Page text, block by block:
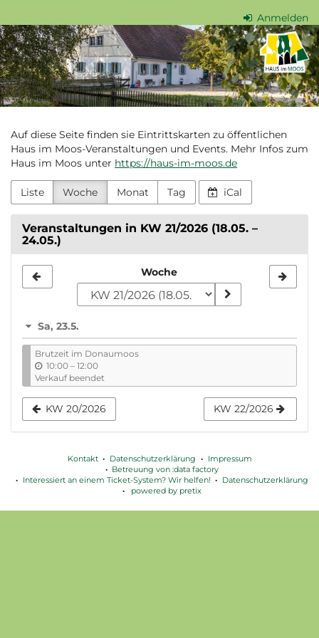
Haupt-
Inhalt
springen
Anmelden
Haus
im
Moos
Auf diese Seite finden sie Eintrittskarten zu öffentlichen
Haus im Moos-Veranstaltungen und Events. Mehr Infos zum
Haus im Moos unter https://haus-im-moos.de
Liste Woche Monat Tag iCal
Veranstaltungen in KW 21/2026 (18.05. –
24.05.)
zur
auswählen
Woche
Sa, 23.5.
Brutzeit im Donaumoos
10:00 –b
i
s
12:00
Verkauf beendet
KW 20/2026 KW 22/2026
Kontakt Datenschutzerklärung
Impressum
Betreuung von :data factory
Interessiert an einem Ticket-System? Wir helfen!
Datenschutzerklärung
powered by pretix